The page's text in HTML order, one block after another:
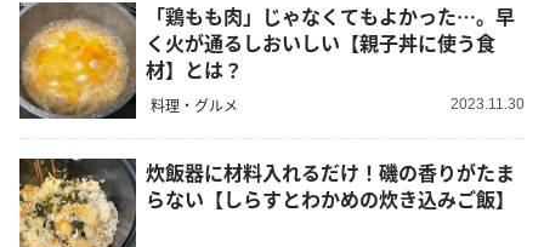
「鶏もも肉」じゃなくてもよかった…。早
く火が通るしおいしい【親子丼に使う食
材】とは？
料理・グルメ 2023.11.30
炊飯器に材料入れるだけ！磯の香りがたま
らない【しらすとわかめの炊き込みご飯】